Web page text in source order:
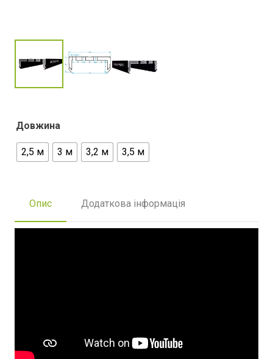
Довжина
2,5 м 3 м 3,2 м 3,5 м
Опис Додаткова інформація